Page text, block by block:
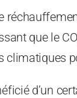
que le
climatiques
d’un